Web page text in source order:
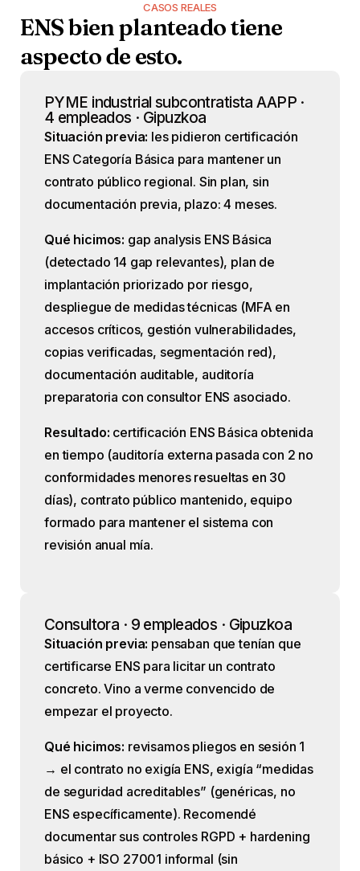
CASOS REALES
ENSbienplanteadotiene
aspectode esto.
PYME industrial subcontratista AAPP ·
4 empleados · Gipuzkoa
Situación previa: les pidieron certificación
ENS Categoría Básica para mantener un
contrato público regional. Sin plan, sin
documentación previa, plazo: 4 meses.
Qué hicimos: gap analysis ENS Básica
(detectado 14 gap relevantes), plan de
implantación priorizado por riesgo,
despliegue de medidas técnicas (MFA en
accesos críticos, gestión vulnerabilidades,
copias verificadas, segmentación red),
documentación auditable, auditoría
preparatoria con consultor ENS asociado.
Resultado: certificación ENS Básica obtenida
en tiempo (auditoría externa pasada con 2 no
conformidades menores resueltas en 30
días), contrato público mantenido, equipo
formado para mantener el sistema con
revisión anual mía.
Consultora · 9 empleados · Gipuzkoa
Situación previa: pensaban que tenían que
certificarse ENS para licitar un contrato
concreto. Vino a verme convencido de
empezar el proyecto.
Qué hicimos: revisamos pliegos en sesión 1
→ el contrato no exigía ENS, exigía “medidas
de seguridad acreditables” (genéricas, no
ENS específicamente). Recomendé
documentar sus controles RGPD + hardening
básico + ISO 27001 informal (sin